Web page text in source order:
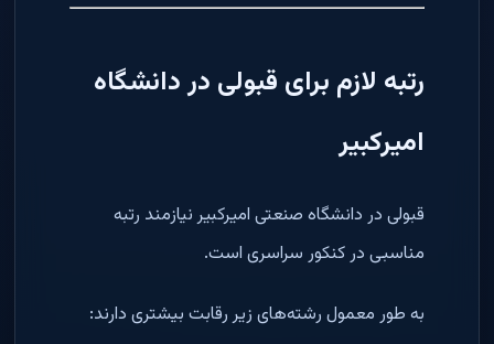
رتبه لازم برای قبولی در دانشگاه
امیرکبیر
قبولی در دانشگاه صنعتی امیرکبیر نیازمند رتبه
مناسبی در کنکور سراسری است.
به طور معمول رشته‌های زیر رقابت بیشتری دارند: